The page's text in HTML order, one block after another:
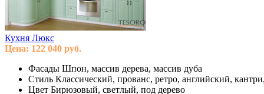
Кухня Люкс
Цена: 122 040 руб.
Фасады Шпон, массив дерева, массив дуба
Стиль Классический, прованс, ретро, английский,
Цвет Бирюзовый, светлый, под дерево